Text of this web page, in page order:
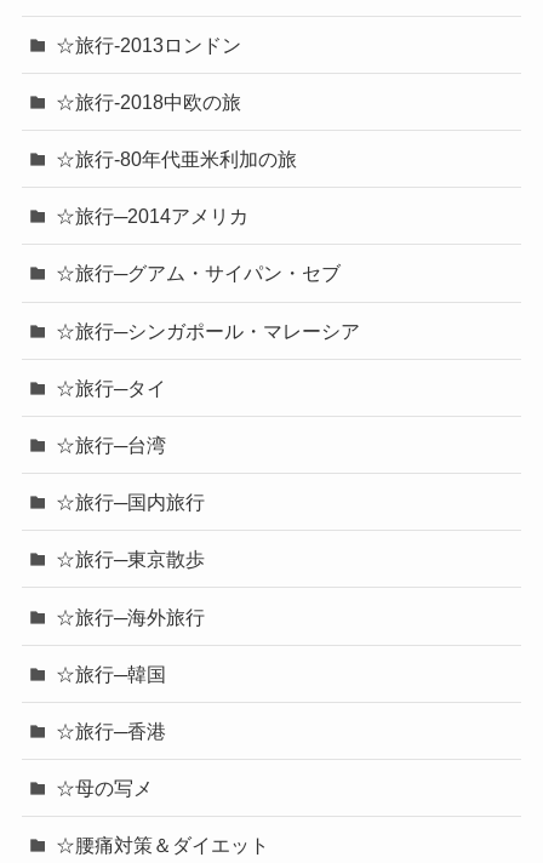
☆旅行-2013ロンドン
☆旅行-2018中欧の旅
☆旅行-80年代亜米利加の旅
☆旅行─2014アメリカ
☆旅行─グアム・サイパン・セブ
☆旅行─シンガポール・マレーシア
☆旅行─タイ
☆旅行─台湾
☆旅行─国内旅行
☆旅行─東京散歩
☆旅行─海外旅行
☆旅行─韓国
☆旅行─香港
☆母の写メ
☆腰痛対策＆ダイエット